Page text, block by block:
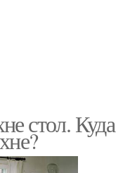
стол. Куда